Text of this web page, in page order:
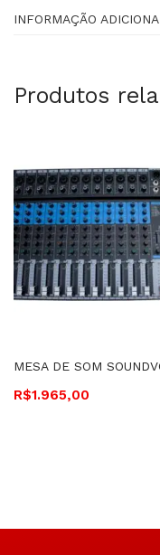
INFORMAÇÃO
Produtos
R$1.965,00